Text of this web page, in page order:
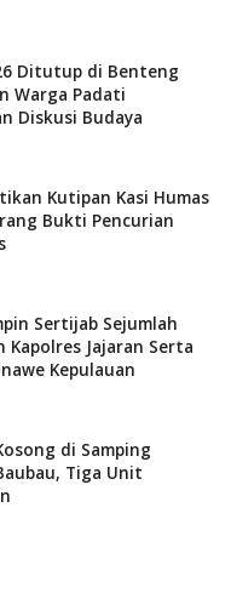
Ditutup di Benteng
Warga Padati
Diskusi Budaya
Kutipan Kasi Humas
Bukti Pencurian
Sertijab Sejumlah
Kapolres Jajaran Serta
Kepulauan
di Samping
Tiga Unit